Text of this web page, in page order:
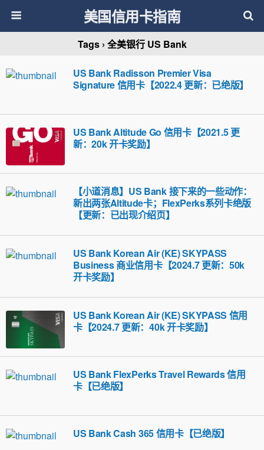
美国信用卡指南
Tags › 全美银行 US Bank
US Bank Radisson Premier Visa
Signature 信用卡【2022.4 更新：已绝版】
US Bank Altitude Go 信用卡【2021.5 更
新：20k 开卡奖励】
【小道消息】US Bank 接下来的一些动作：
新出两张Altitude卡；FlexPerks系列卡绝版
【更新：已出现介绍页】
US Bank Korean Air (KE) SKYPASS
Business 商业信用卡【2024.7 更新：50k
开卡奖励】
US Bank Korean Air (KE) SKYPASS 信用
卡【2024.7 更新：40k 开卡奖励】
US Bank FlexPerks Travel Rewards 信用
卡【已绝版】
US Bank Cash 365 信用卡【已绝版】